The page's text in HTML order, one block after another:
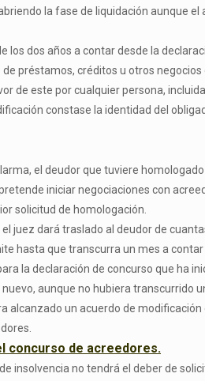
la fase de liquidación aunque
dos años a contar desde la
préstamos, créditos u otros
de este por cualquier persona,
constase la identidad del
el deudor que tuviere
iniciar negociaciones con
solicitud de homologación.
juez dará traslado al deudor de
hasta que transcurra un mes a
la declaración de concurso que ha
aunque no hubiera transcurrido
alcanzado un acuerdo de
concurso de acreedores.
insolvencia no tendrá el deber de